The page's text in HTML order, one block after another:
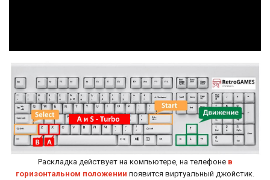
Раскладка действует на компьютере, на телефоне в
горизонтальном положении появится виртуальный джойстик.